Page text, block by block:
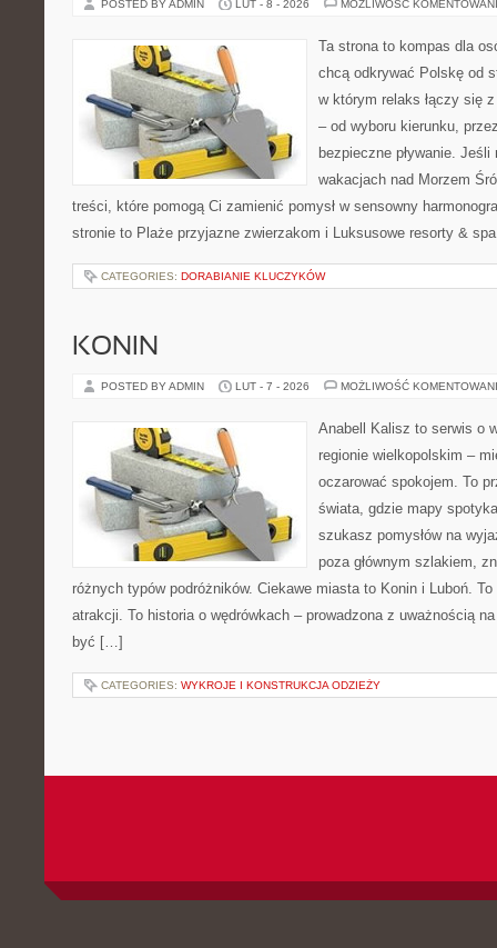
POSTED BY ADMIN LUT - 8 - 2026 MOŻLIWOŚĆ
Ta strona to kompas dla
chcą odkrywać Polskę od
w którym relaks łączy się
– od wyboru kierunku,
bezpieczne pływanie.
wakacjach nad Morzem
treści, które pomogą Ci zamienić pomysł w sensowny
stronie to Plaże przyjazne zwierzakom i Luksusowe resorty &
CATEGORIES: DORABIANIE KLUCZYKÓW
KONIN
POSTED BY ADMIN LUT - 7 - 2026 MOŻLIWOŚĆ
Anabell Kalisz to serwis o
regionie wielkopolskim –
oczarować spokojem. To
świata, gdzie mapy
szukasz pomysłów na
poza głównym szlakiem,
różnych typów podróżników. Ciekawe miasta to Konin i Luboń.
atrakcji. To historia o wędrówkach – prowadzona z uważnością
być […]
CATEGORIES: WYKROJE I KONSTRUKCJA ODZIEŻY